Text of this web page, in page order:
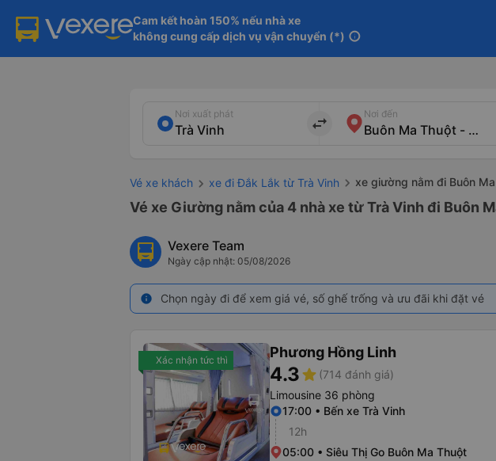
Cam kết hoàn 150% nếu nhà xe
không cung cấp dịch vụ vận chuyển (*) info
Nơi xuất phát
import_export
Nơi đến
Vé xe khách xe đi Đắk Lắk từ Trà Vinh xe giường nằm đi Buôn
Vé xe Giường nằm của 4 nhà xe từ Trà Vinh đi Buôn
Vexere Team
Ngày cập nhật: 05/08/2026
info Chọn ngày đi để xem giá vé, số ghế trống và ưu đãi khi đặt vé
Xác nhận tức thì Phương Hồng Linh
4.3star (714 đánh giá)
Limousine 36 phòng
17:00 • Bến xe Trà Vinh
12h
05:00 • Siêu Thị Go Buôn Ma Thuột